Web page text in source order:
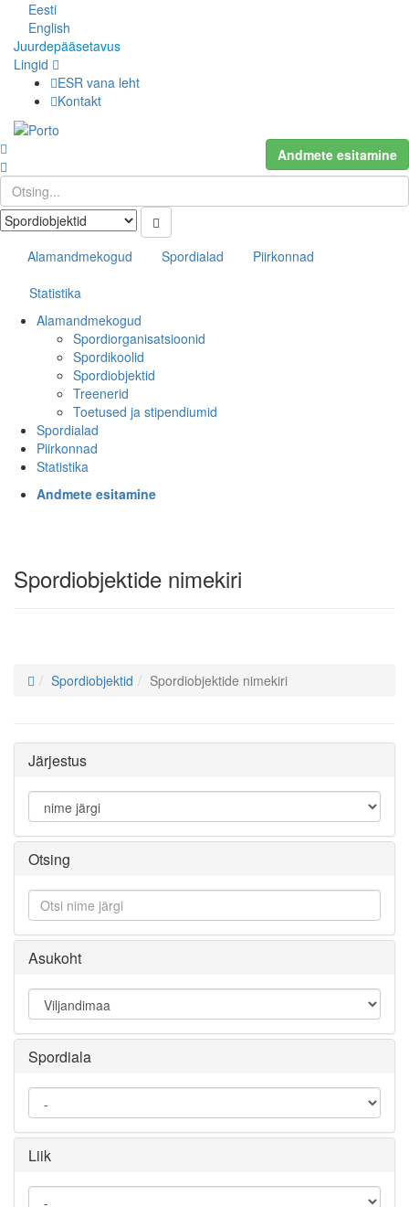
Eesti
English
Juurdepääsetavus
Lingid
ESR vana leht
Kontakt
Andmete esitamine
Alamandmekogud Spordialad
Piirkonnad
Statistika
Alamandmekogud
Spordiorganisatsioonid
Spordikoolid
Spordiobjektid
Treenerid
Toetused ja stipendiumid
Spordialad
Piirkonnad
Statistika
Andmete esitamine
Spordiobjektide nimekiri
Spordiobjektid Spordiobjektide nimekiri
Järjestus
Otsing
Asukoht
Spordiala
Liik